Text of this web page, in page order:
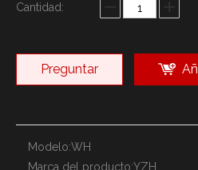
Cantidad:
Preguntar
Modelo:WH
Marca del producto:YZH